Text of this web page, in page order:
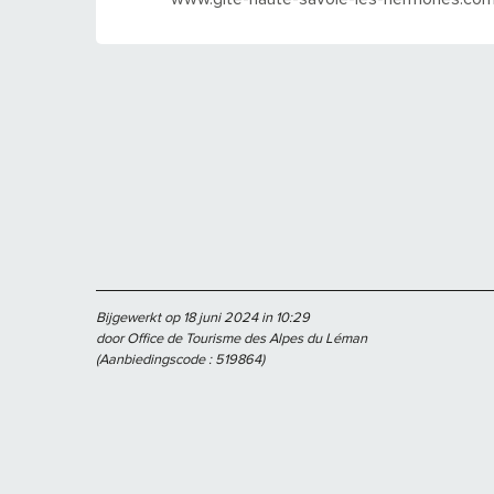
Bijgewerkt op 18 juni 2024 in 10:29
door Office de Tourisme des Alpes du Léman
(Aanbiedingscode :519864)